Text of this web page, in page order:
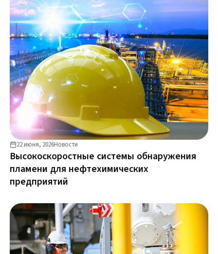
22 июня, 2026Новости
Высокоскоростные системы обнаружения
пламени для нефтехимических
предприятий